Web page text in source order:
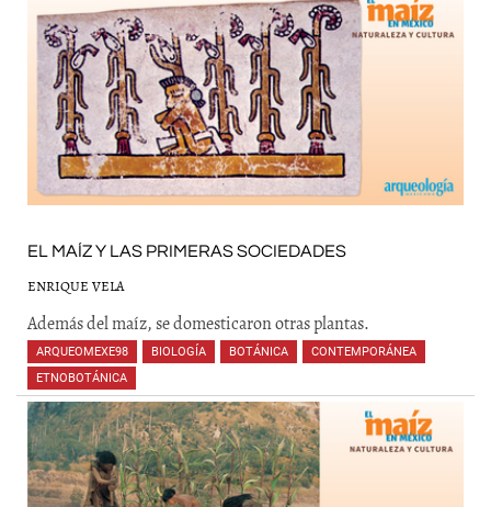
EL MAÍZ Y LAS PRIMERAS SOCIEDADES
ENRIQUE VELA
Además del maíz, se domesticaron otras plantas.
ARQUEOMEXE98 BIOLOGÍA BOTÁNICA CONTEMPORÁNEA
ETNOBOTÁNICA